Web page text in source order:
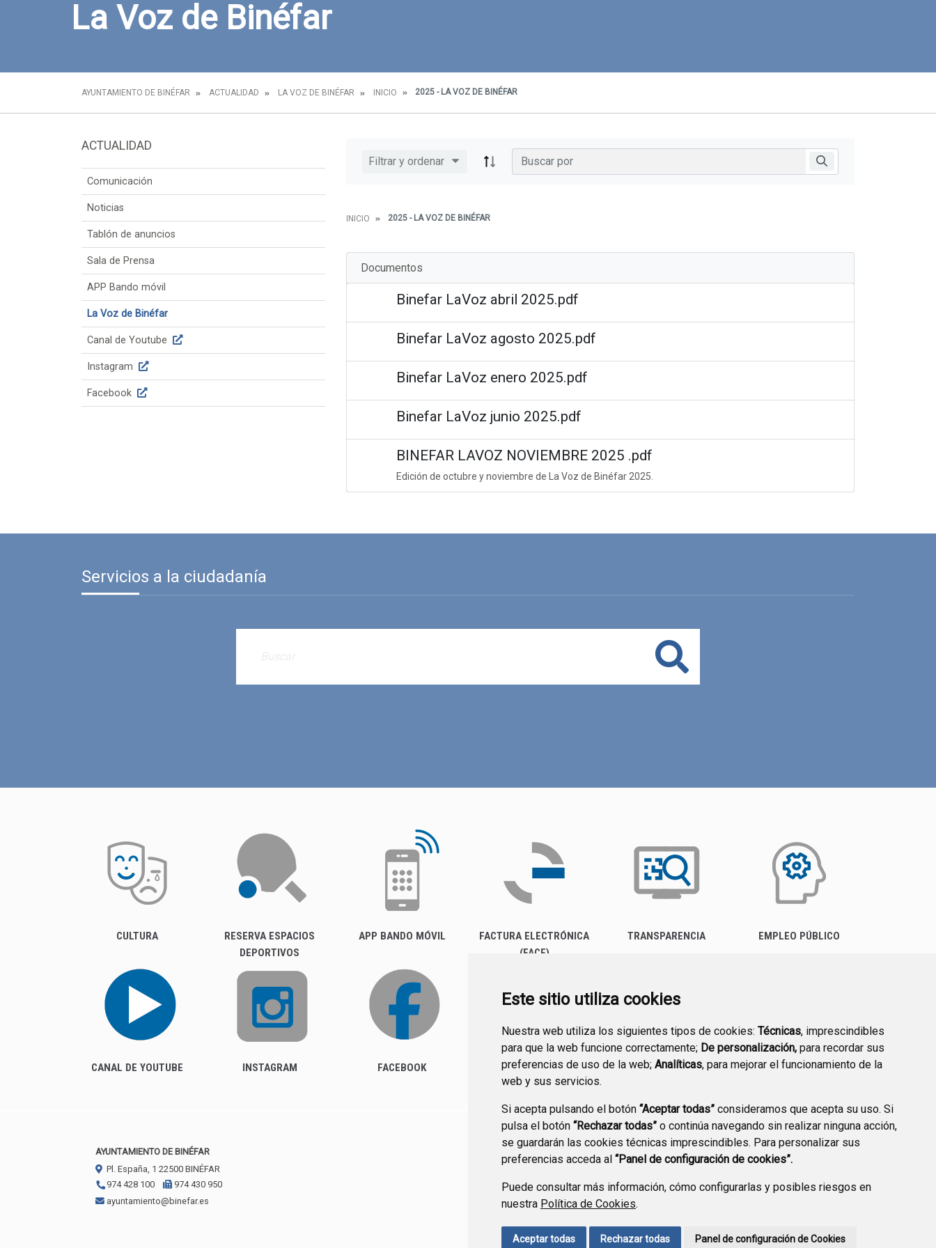
Este sitio utiliza cookies
Nuestra web utiliza los siguientes tipos de cookies: Técnicas, imprescindibles
para que la web funcione correctamente; De personalización, para recordar sus
preferencias de uso de la web; Analíticas, para mejorar el funcionamiento de la
web y sus servicios.
Si acepta pulsando el botón “Aceptar todas” consideramos que acepta su uso. Si
pulsa el botón “Rechazar todas” o continúa navegando sin realizar ninguna acción,
se guardarán las cookies técnicas imprescindibles. Para personalizar sus
preferencias acceda al “Panel de configuración de cookies”.
Puede consultar más información, cómo configurarlas y posibles riesgos en
nuestra Política de Cookies.
Aceptar todas Rechazar todas Panel de configuración de Cookies
La Voz de Binéfar
AYUNTAMIENTO DE BINÉFAR ACTUALIDAD LA VOZ DE BINÉFAR INICIO 2025 - LA VOZ DE BINÉFAR
ACTUALIDAD
Comunicación
Noticias
Tablón de anuncios
Sala de Prensa
APP Bando móvil
La Voz de Binéfar
Canal de Youtube
Instagram
Facebook
Filtrar y ordenar
INICIO 2025 - LA VOZ DE BINÉFAR
Documentos
Binefar LaVoz abril 2025.pdf
Binefar LaVoz agosto 2025.pdf
Binefar LaVoz enero 2025.pdf
Binefar LaVoz junio 2025.pdf
BINEFAR LAVOZ NOVIEMBRE 2025 .pdf
Edición de octubre y noviembre de La Voz de Binéfar 2025.
Servicios a la ciudadanía
Buscar
CULTURA
RESERVA ESPACIOS
DEPORTIVOS
APP BANDO MÓVIL
FACTURA ELECTRÓNICA
(FACE)
TRANSPARENCIA EMPLEO PÚBLICO
CANAL DE YOUTUBE INSTAGRAM FACEBOOK
AYUNTAMIENTO DE BINÉFAR
Pl. España, 1 22500 BINÉFAR
974 428 100
974 430 950
ayuntamiento@binefar.es
CONTACTO AVISO LEGAL POLÍTICA DE PRIVACIDAD